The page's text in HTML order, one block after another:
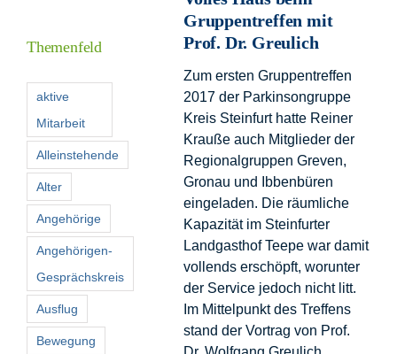
Gruppentreffen mit
Prof. Dr. Greulich
Zum ersten Gruppentreffen
2017 der Parkinsongruppe
Kreis Steinfurt hatte Reiner
Krauße auch Mitglieder der
Regionalgruppen Greven,
Gronau und Ibbenbüren
eingeladen. Die räumliche
Kapazität im Steinfurter
Landgasthof Teepe war damit
vollends erschöpft, worunter
der Service jedoch nicht litt.
Im Mittelpunkt des Treffens
stand der Vortrag von Prof.
Themenfeld
aktive
Mitarbeit
Alleinstehende
Alter
Angehörige
Angehörigen-
Gesprächskreis
Ausflug
Bewegung